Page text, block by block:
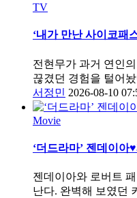
TV
‘내가 만난 사이코패
전현무가 과거 연인
끊겼던 경험을 털어
서정민 2026-08-10
Movie
‘더드라마’ 젠데이아
젠데이아와 로버트
난다. 완벽해 보였던